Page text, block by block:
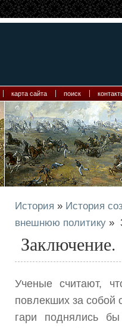
карта сайта поиск
История » История
внешнюю политику »
Заключение.
Ученые считают,
повлекших за собой
гари поднялись